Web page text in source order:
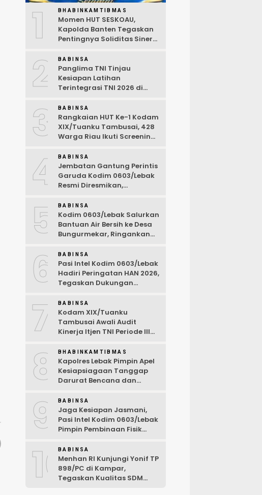
1 BHABINKAMTIBMAS
Momen HUT SESKOAU,
Kapolda Banten Tegaskan
Pentingnya Soliditas Sinergi
2 BABINSA
Panglima TNI Tinjau
Kesiapan Latihan
Terintegrasi TNI 2026 di
3 BABINSA
Rangkaian HUT Ke-1 Kodam
XIX/Tuanku Tambusai, 428
Warga Riau Ikuti Screening
4 BABINSA
Jembatan Gantung Perintis
Garuda Kodim 0603/Lebak
Resmi Diresmikan,
Desa Wanasalam
5 BABINSA
Kodim 0603/Lebak Salurkan
Bantuan Air Bersih ke Desa
Bungurmekar, Ringankan
Kemarau
6 BABINSA
Pasi Intel Kodim 0603/Lebak
Hadiri Peringatan HAN 2026,
Tegaskan Dukungan
Ramah Anak
7 BABINSA
Kodam XIX/Tuanku
Tambusai Awali Audit
Kinerja Itjen TNI Periode III
8 BHABINKAMTIBMAS
Kapolres Lebak Pimpin Apel
Kesiapsiagaan Tanggap
Darurat Bencana dan
9 BABINSA
Jaga Kesiapan Jasmani,
Pasi Intel Kodim 0603/Lebak
Pimpin Pembinaan Fisik
10BABINSA
Menhan RI Kunjungi Yonif TP
898/PC di Kampar,
Tegaskan Kualitas SDM